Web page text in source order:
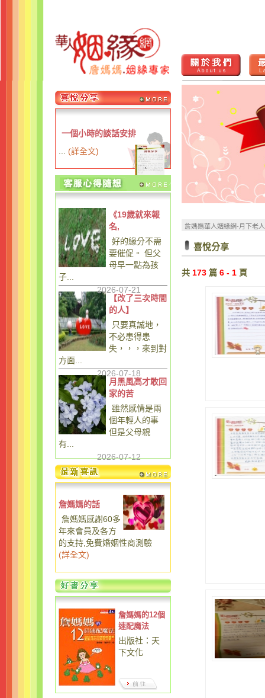
一個小時的談話安排
(詳全文)
《19歲就來報
名,
好的緣分不需
要催促。 但父
母早一點為孩
子...
2026-07-21
【改了三次時間
的人】
只要真誠地，
不必患得患
失，，，來到對
方面...
2026-07-18
月黑風高才敢回
家的苦
雖然感情是兩
個年輕人的事
但是父母親
有...
2026-07-12
詹媽媽的話
詹媽媽感謝60多
年來會員及各方
的支持,免費婚姻性商測驗
(詳全文)
詹媽媽的12個
速配魔法
出版社：天
下文化
詹媽媽華人姻緣網-月下老
喜悅分享
共 173 篇 6 - 1 頁